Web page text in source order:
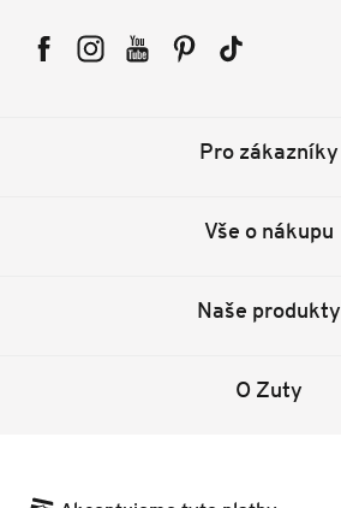
Pro zákazníky
Vše o nákupu
Naše produkty
O Zuty